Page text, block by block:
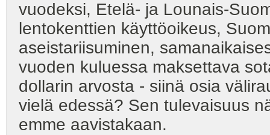
vuodeksi, Etelä- ja Lounais-
lentokenttien käyttöoikeus,
aseistariisuminen,
vuoden kuluessa maksettava
dollarin arvosta - siinä osia
vielä edessä? Sen tulevaisuus
emme aavistakaan.